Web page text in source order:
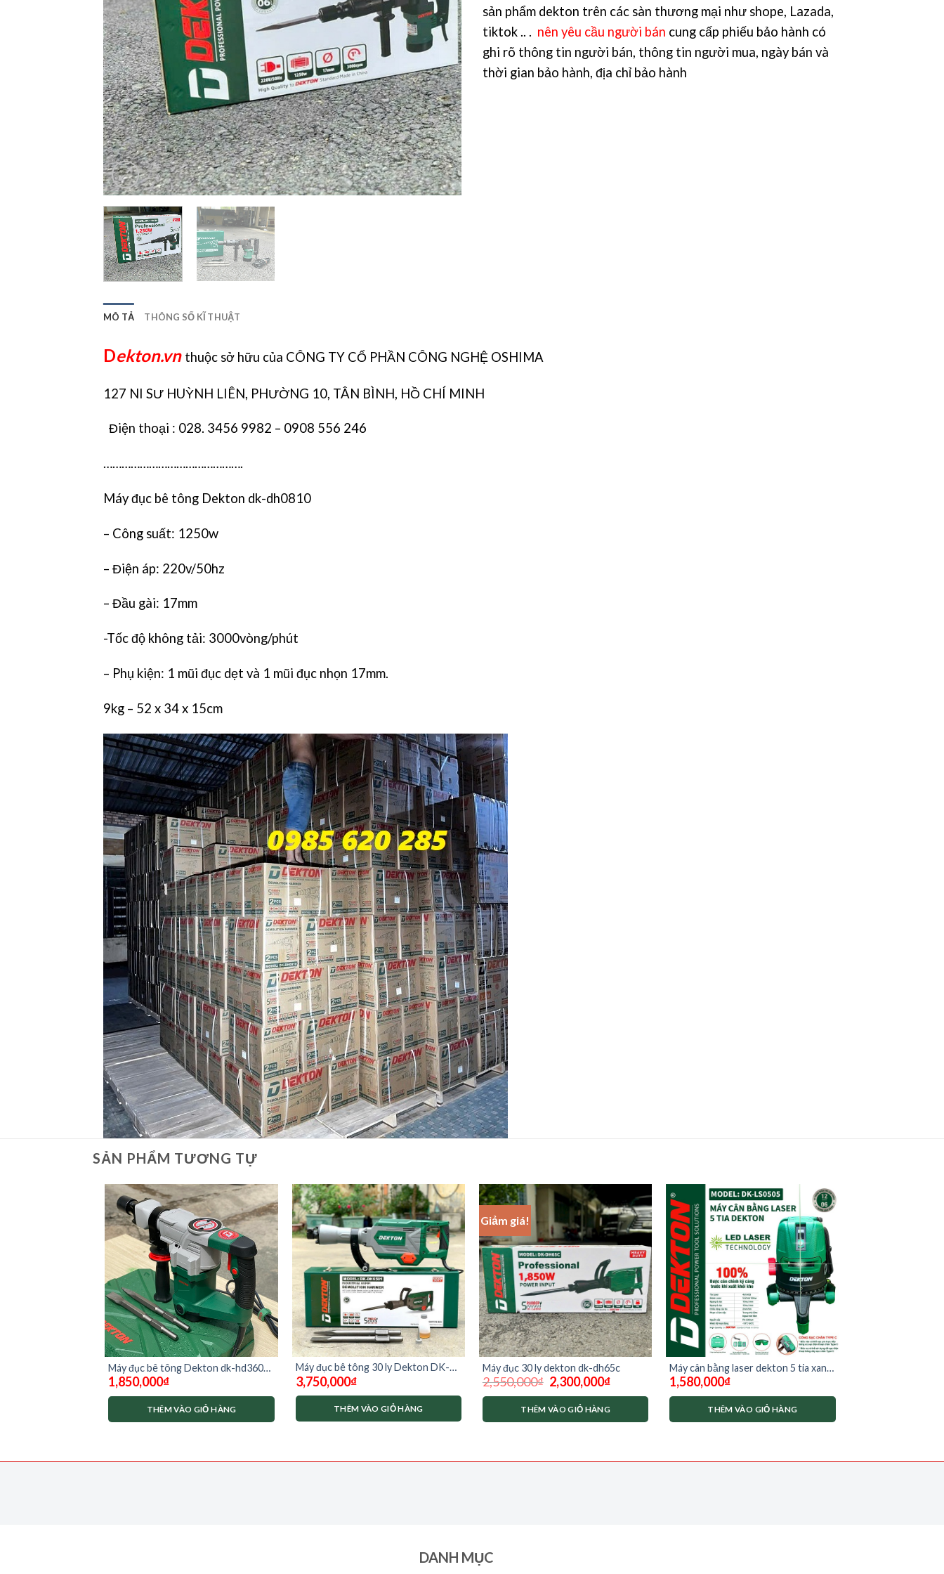
sản phẩm dekton trên các sàn thương mại như shope, Lazada,
tiktok .. . nên yêu cầu người bán cung cấp phiếu bảo hành có
ghi rõ thông tin người bán, thông tin người mua, ngày bán và
thời gian bảo hành, địa chỉ bảo hành
MÔ TẢ THÔNG SỐ KĨ THUẬT
Dekton.vn thuộc sở hữu của CÔNG TY CỔ PHẦN CÔNG NGHỆ OSHIMA
127 NI SƯ HUỲNH LIÊN, PHƯỜNG 10, TÂN BÌNH, HỒ CHÍ MINH
Điện thoại : 028. 3456 9982 – 0908 556 246
……………………………………….
Máy đục bê tông Dekton dk-dh0810
– Công suất: 1250w
– Điện áp: 220v/50hz
– Đầu gài: 17mm
-Tốc độ không tải: 3000vòng/phút
– Phụ kiện: 1 mũi đục dẹt và 1 mũi đục nhọn 17mm.
9kg – 52 x 34 x 15cm
SẢN PHẨM TƯƠNG TỰ
Máy đục bê tông Dekton dk-hd3601 (
1400w)
1,850,000₫
THÊM VÀO GIỎ HÀNG
Máy đục bê tông 30 ly Dekton DK-
HD6501
3,750,000₫
THÊM VÀO GIỎ HÀNG
Giảm giá!
Máy đục 30 ly dekton dk-dh65c
2,550,000₫ Giá
gốc
là:
2,550,000₫.
2,300,000₫Giá
hiện
tại
là:
2,300,000₫.
THÊM VÀO GIỎ HÀNG
Máy cân bằng laser dekton 5 tia xanh
DK-LS0505
1,580,000₫
THÊM VÀO GIỎ HÀNG
DANH MỤC